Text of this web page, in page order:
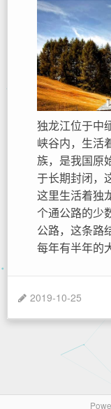
独龙江位于中
峡谷内，生活
族，是我国原
于长期封闭，
这里生活着独
个通公路的少
公路，这条路
每年有半年的
2019-10-25